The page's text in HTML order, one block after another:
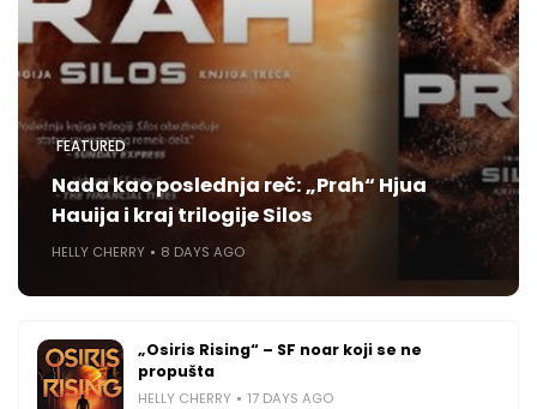
FEATURED
Nada kao poslednja reč: „Prah“ Hjua
Hauija i kraj trilogije Silos
HELLY CHERRY 8 DAYS AGO
„Osiris Rising“ – SF noar koji se ne
propušta
HELLY CHERRY 17 DAYS AGO